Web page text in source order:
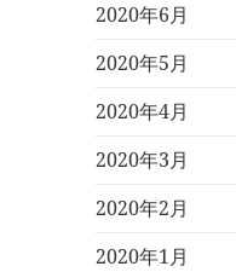
2020年6月
2020年5月
2020年4月
2020年3月
2020年2月
2020年1月